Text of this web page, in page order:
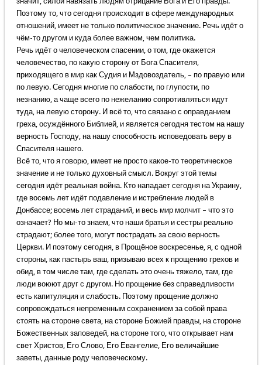
Поэтому то, что сегодня происходит в сфере международных
отношений, имеет не только политическое значение. Речь идёт о
чём-то другом и куда более важном, чем политика.
Речь идёт о человеческом спасении, о том, где окажется
человечество, по какую сторону от Бога Спасителя,
приходящего в мир как Судия и Мздовоздатель, – по правую или
по левую. Сегодня многие по слабости, по глупости, по
незнанию, а чаще всего по нежеланию сопротивляться идут
туда, на левую сторону. И всё то, что связано с оправданием
греха, осуждённого Библией, и является сегодня тестом на нашу
верность Господу, на нашу способность исповедовать веру в
Спасителя нашего.
Всё то, что я говорю, имеет не просто какое-то теоретическое
значение и не только духовный смысл. Вокруг этой темы
сегодня идёт реальная война. Кто нападает сегодня на Украину,
где восемь лет идёт подавление и истребление людей в
Донбассе; восемь лет страданий, и весь мир молчит – что это
означает? Но мы-то знаем, что наши братья и сестры реально
страдают; более того, могут пострадать за свою верность
Церкви. И поэтому сегодня, в Прощёное воскресенье, я, с одной
стороны, как пастырь ваш, призываю всех к прощению грехов и
обид, в том числе там, где сделать это очень тяжело, там, где
люди воюют друг с другом. Но прощение без справедливости
есть капитуляция и слабость. Поэтому прощение должно
сопровождаться непременным сохранением за собой права
стоять на стороне света, на стороне Божией правды, на стороне
Божественных заповедей, на стороне того, что открывает нам
свет Христов, Его Слово, Его Евангелие, Его величайшие
заветы, данные роду человеческому.